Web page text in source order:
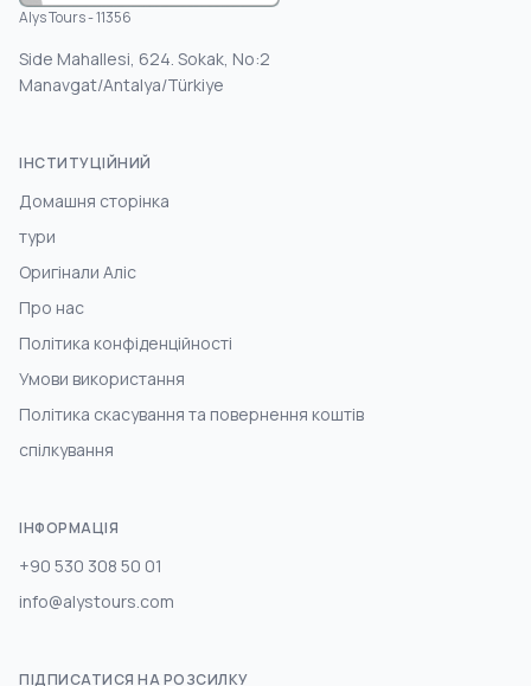
Alys Tours - 11356
Side Mahallesi, 624. Sokak, No:2
Manavgat/Antalya/Türkiye
ІНСТИТУЦІЙНИЙ
Домашня сторінка
тури
Оригінали Аліс
Про нас
Політика конфіденційності
Умови використання
Політика скасування та повернення коштів
спілкування
ІНФОРМАЦІЯ
+90 530 308 50 01
info@alystours.com
ПІДПИСАТИСЯ НА РОЗСИЛКУ